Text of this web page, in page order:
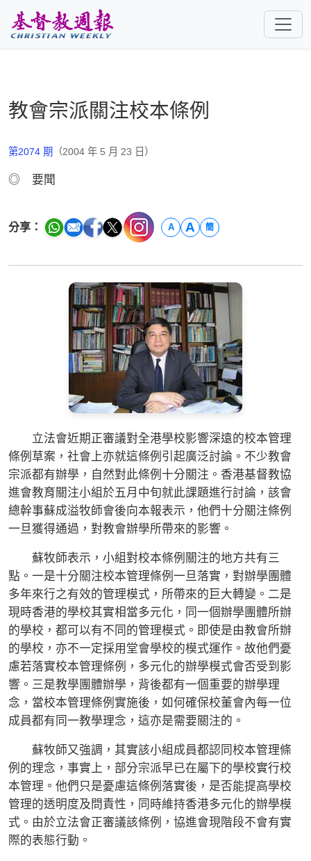
教會宗派關注校本條例
第2074 期 （2004 年 5 月 23 日）
◎ 要聞
分享： A A 簡
立法會近期正審議對全港學校影響深遠的校本管理
條例草案，社會上亦就這條例引起廣泛討論。不少教會
宗派都有辦學，自然對此條例十分關注。香港基督教協
進會教育關注小組於五月中旬就此課題進行討論，該會
總幹事蘇成溢牧師會後向本報表示，他們十分關注條例
一旦獲得通過，對教會辦學所帶來的影響。
蘇牧師表示，小組對校本條例關注的地方共有三
點。一是十分關注校本管理條例一旦落實，對辦學團體
多年來行之有效的管理模式，所帶來的巨大轉變。二是
現時香港的學校其實相當多元化，同一個辦學團體所辦
的學校，都可以有不同的管理模式。即使是由教會所辦
的學校，亦不一定採用堂會學校的模式運作。故他們憂
慮若落實校本管理條例，多元化的辦學模式會否受到影
響。三是教學團體辦學，背後都有一個重要的辦學理
念，當校本管理條例實施後，如何確保校董會內每一位
成員都有同一教學理念，這亦是需要關注的。
蘇牧師又強調，其實該小組成員都認同校本管理條
例的理念，事實上，部分宗派早已在屬下的學校實行校
本管理。他們只是憂慮這條例落實後，是否能提高學校
管理的透明度及問責性，同時維持香港多元化的辦學模
式。由於立法會正審議該條例，協進會現階段不會有實
際的表態行動。